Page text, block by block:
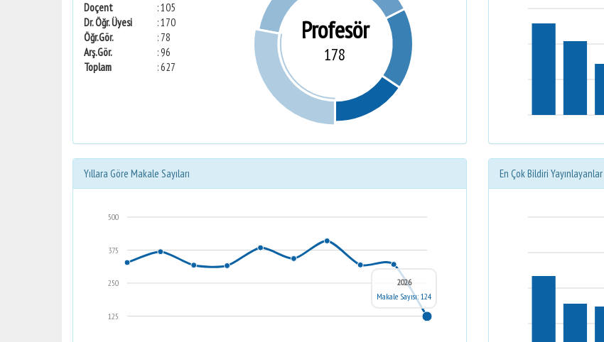
Doçent
: 105
Dr. Öğr. Üyesi
: 170
Öğr.Gör.
: 78
Arş.Gör.
: 96
Toplam
: 627
Profesör
178
Yıllara Göre Makale Sayıları
125
250
375
500
2026
Makale Sayısı: 124
En Çok Bildiri Yayınlayanlar